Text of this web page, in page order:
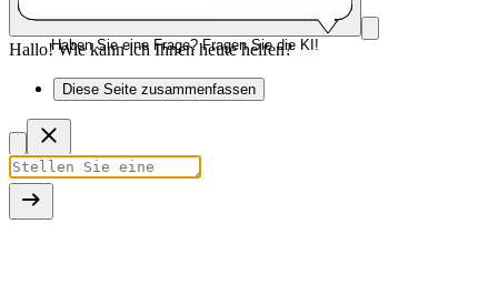
Haben Sie eine Frage? Fragen Sie die KI!
Hallo! Wie kann ich Ihnen heute helfen?
Diese Seite zusammenfassen